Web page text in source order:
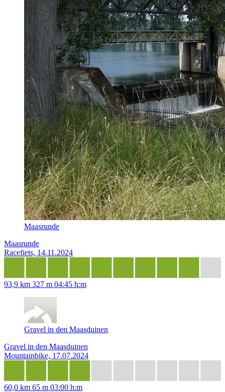
Maasrunde
Maasrunde
Racefiets, 14.11.2024
93,9 km 327 m 04:45 h:m
Gravel in den Maasduinen
Gravel in den Maasduinen
Mountainbike, 17.07.2024
60,0 km 65 m 03:00 h:m